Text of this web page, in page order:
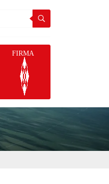
FIRMA